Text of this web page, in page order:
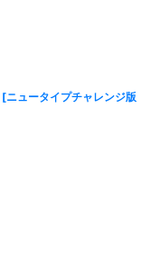
[ニュータイプチャレンジ版